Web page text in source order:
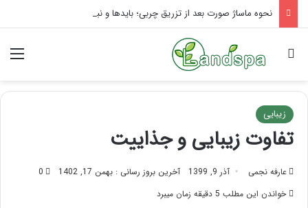
نحوه ماساژ صورت بعد از تزریق چربی؛ بایدها و نبایدهای آن!
جستجو برای
زیبایی
تفاوت زیبایی و جذاییت
عارفه نجمی آذر 9, 1399 آخرین بروز رسانی : بهمن 17, 1402
0
خواندن این مطلب 5 دقیقه زمان میبرد